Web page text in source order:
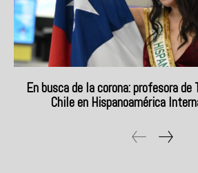
En busca de la corona: profesora
Chile en Hispanoamérica